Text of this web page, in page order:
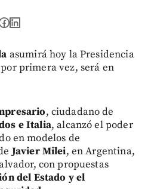
asumirá hoy la Presidencia
primera vez, será en
, ciudadano de
e Italia, alcanzó el poder
en modelos de
Javier Milei, en Argentina,
con propuestas
del Estado y el